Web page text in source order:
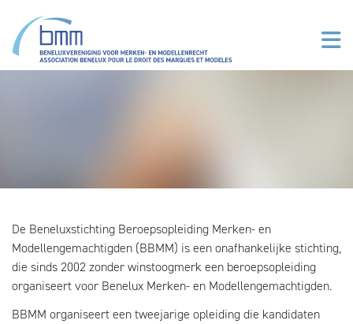
De Beneluxstichting Beroepsopleiding Merken- en
Modellengemachtigden (BBMM) is een onafhankelijke stichting,
die sinds 2002 zonder winstoogmerk een beroepsopleiding
organiseert voor Benelux Merken- en Modellengemachtigden.
BBMM organiseert een tweejarige opleiding die kandidaten